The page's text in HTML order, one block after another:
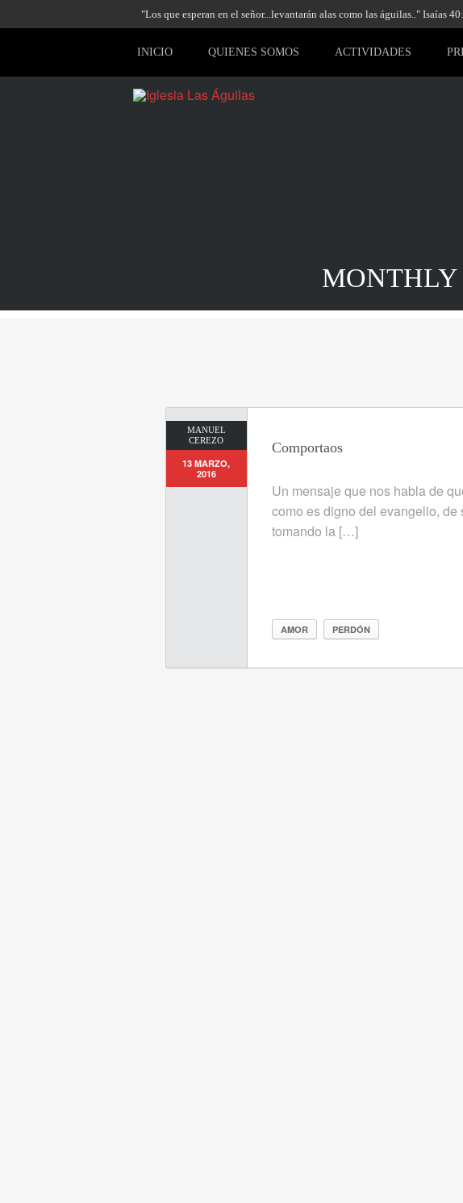
"Los que esperan en el señor...levantarán alas como las águilas.." Isaías
INICIO QUIENES SOMOS ACTIVIDADES
MANUEL
CEREZO
13 MARZO,
2016
Comportaos
Un mensaje que nos habla de
como es digno del evangelio, de
tomando la […]
AMOR PERDÓN